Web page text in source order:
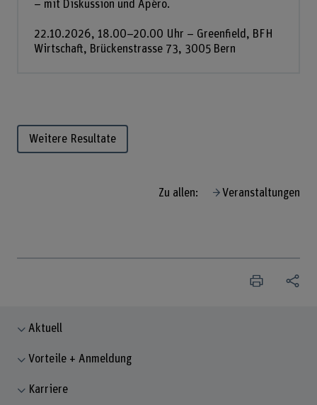
– mit Diskussion und Apéro.
22.10.2026, 18.00–20.00 Uhr – Greenfield, BFH
Wirtschaft, Brückenstrasse 73, 3005 Bern
Weitere Resultate
Zu allen: Veranstaltungen
Aktuell
Vorteile + Anmeldung
Karriere